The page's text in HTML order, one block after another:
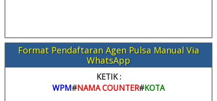
Format Pendaftaran Agen Pulsa Manual Via
WhatsApp
KETIK :
WPM#NAMA COUNTER#KOTA